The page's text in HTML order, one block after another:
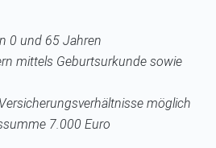
0 und 65 Jahren
mittels Geburtsurkunde sowie
möglich
7.000 Euro